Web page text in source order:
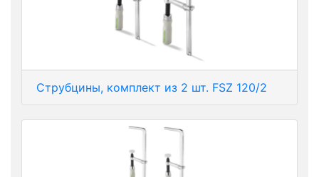
Струбцины, комплект из 2 шт. FSZ 120/2